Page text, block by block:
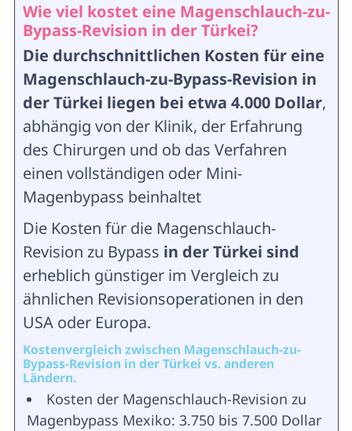
Wie viel kostet eine Magenschlauch-zu-
Bypass-Revision in der Türkei?
Die durchschnittlichen Kosten für eine
Magenschlauch-zu-Bypass-Revision in
der Türkei liegen bei etwa 4.000 Dollar,
abhängig von der Klinik, der Erfahrung
des Chirurgen und ob das Verfahren
einen vollständigen oder Mini-
Magenbypass beinhaltet
Die Kosten für die Magenschlauch-
Revision zu Bypass in der Türkei sind
erheblich günstiger im Vergleich zu
ähnlichen Revisionsoperationen in den
USA oder Europa.
Kostenvergleich zwischen Magenschlauch-zu-
Bypass-Revision in der Türkei vs. anderen
Ländern.
Kosten der Magenschlauch-Revision zu
Magenbypass Mexiko: 3.750 bis 7.500 Dollar